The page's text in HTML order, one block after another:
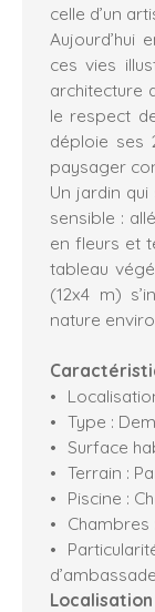
celle d’un
Aujourd’hui
ces vies
architecture
le respect
déploie ses
paysager
Un jardin
sensible :
en fleurs et
tableau
(12x4 m)
nature
Type :
Surface
Terrain :
Piscine :
Chambres
Localisation